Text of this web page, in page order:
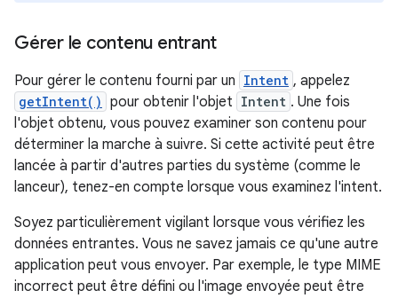
Gérer le contenu entrant
Pour gérer le contenu fourni par un Intent , appelez
getIntent() pour obtenir l'objet Intent . Une fois
l'objet obtenu, vous pouvez examiner son contenu pour
déterminer la marche à suivre. Si cette activité peut être
lancée à partir d'autres parties du système (comme le
lanceur), tenez-en compte lorsque vous examinez l'intent.
Soyez particulièrement vigilant lorsque vous vérifiez les
données entrantes. Vous ne savez jamais ce qu'une autre
application peut vous envoyer. Par exemple, le type MIME
incorrect peut être défini ou l'image envoyée peut être